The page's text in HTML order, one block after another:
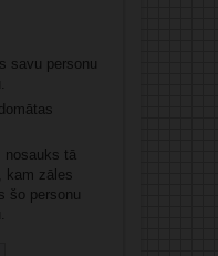
savu personu
nosauks tā
kam zāles
šo personu